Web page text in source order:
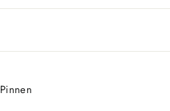
Pinnen